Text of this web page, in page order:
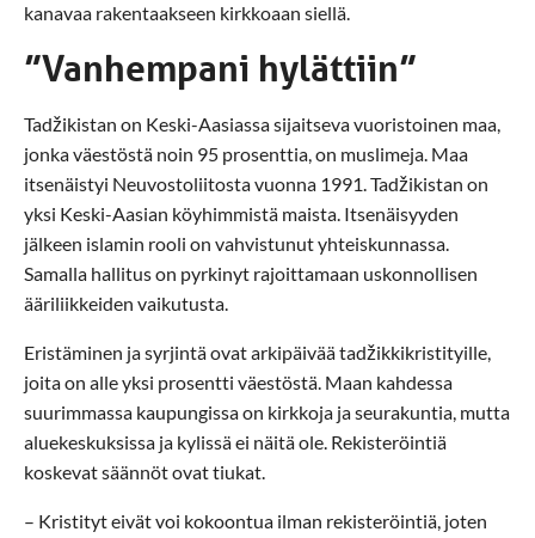
kanavaa rakentaakseen kirkkoaan siellä.
”Vanhempani hylättiin”
Tadžikistan on Keski-Aasiassa sijaitseva vuoristoinen maa,
jonka väestöstä noin 95 prosenttia, on muslimeja. Maa
itsenäistyi Neuvostoliitosta vuonna 1991. Tadžikistan on
yksi Keski-Aasian köyhimmistä maista. Itsenäisyyden
jälkeen islamin rooli on vahvistunut yhteiskunnassa.
Samalla hallitus on pyrkinyt rajoittamaan uskonnollisen
ääriliikkeiden vaikutusta.
Eristäminen ja syrjintä ovat arkipäivää tadžikkikristityille,
joita on alle yksi prosentti väestöstä. Maan kahdessa
suurimmassa kaupungissa on kirkkoja ja seurakuntia, mutta
aluekeskuksissa ja kylissä ei näitä ole. Rekisteröintiä
koskevat säännöt ovat tiukat.
– Kristityt eivät voi kokoontua ilman rekisteröintiä, joten